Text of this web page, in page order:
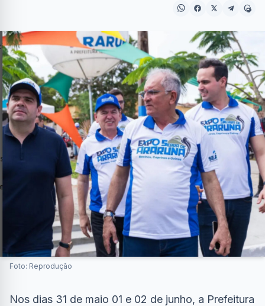
Foto: Reprodução
Nos dias 31 de maio 01 e 02 de junho, a Prefeitura